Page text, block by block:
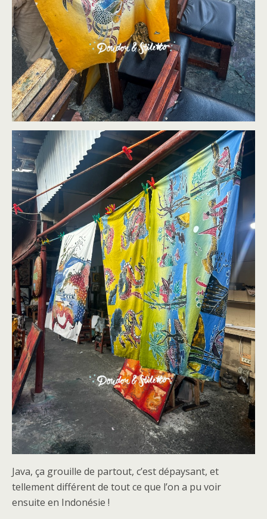
Java, ça grouille de partout, c’est dépaysant, et
tellement différent de tout ce que l’on a pu voir
ensuite en Indonésie !